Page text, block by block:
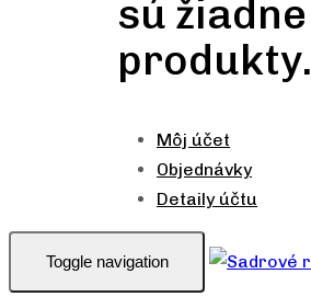
sú žiadne
produkty.
Môj účet
Objednávky
Detaily účtu
Toggle navigation